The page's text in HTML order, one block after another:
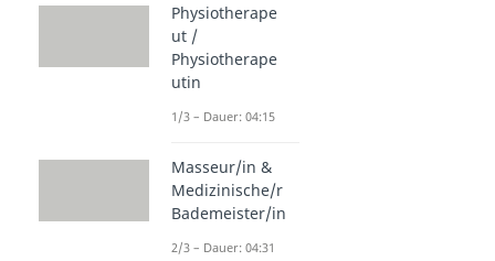
Physiotherape
ut /
Physiotherape
utin
1/3 – Dauer: 04:15
Masseur/in &
Medizinische/r
Bademeister/in
2/3 – Dauer: 04:31